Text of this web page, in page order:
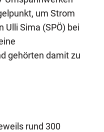
um Strom
Ulli Sima (SPÖ) bei
gehörten damit zu
rund 300